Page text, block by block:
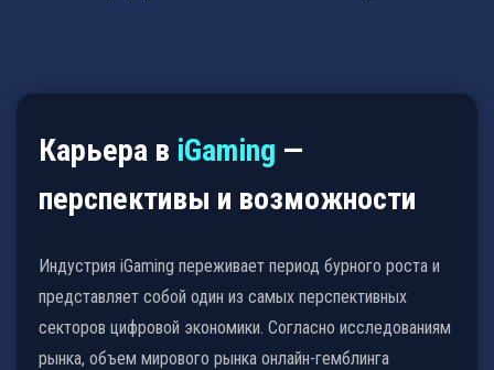
Карьера в iGaming —
перспективы и возможности
Индустрия iGaming переживает период бурного роста и
представляет собой один из самых перспективных
секторов цифровой экономики. Согласно исследованиям
рынка, объем мирового рынка онлайн-гемблинга